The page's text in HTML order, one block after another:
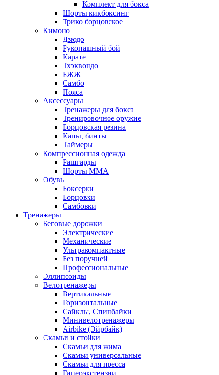
Комплект для бокса
Шорты кикбоксинг
Трико борцовское
Кимоно
Дзюдо
Рукопашный бой
Карате
Тхэквондо
БЖЖ
Самбо
Пояса
Аксессуары
Тренажеры для бокса
Тренировочное оружие
Борцовская резина
Капы, бинты
Таймеры
Компрессионная одежда
Рашгарды
Шорты MMA
Обувь
Боксерки
Борцовки
Самбовки
Тренажеры
Беговые дорожки
Электрические
Механические
Ультракомпактные
Без поручней
Профессиональные
Эллипсоиды
Велотренажеры
Вертикальные
Горизонтальные
Сайклы, Спинбайки
Минивелотренажеры
Airbike (Эйрбайк)
Скамьи и стойки
Скамьи для жима
Скамьи универсальные
Скамьи для пресса
Гиперэкстензии